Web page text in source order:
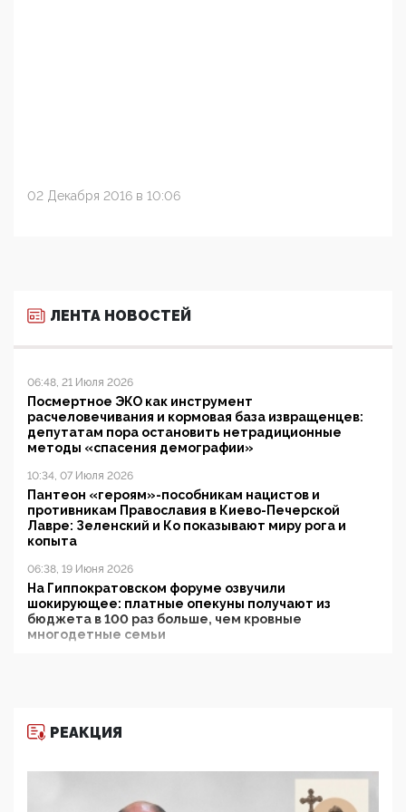
02 Декабря 2016 в 10:06
ЛЕНТА НОВОСТЕЙ
06:48, 21 Июля 2026
Посмертное ЭКО как инструмент
расчеловечивания и кормовая база извращенцев:
депутатам пора остановить нетрадиционные
методы «спасения демографии»
10:34, 07 Июля 2026
Пантеон «героям»-пособникам нацистов и
противникам Православия в Киево-Печерской
Лавре: Зеленский и Ко показывают миру рога и
копыта
06:38, 19 Июня 2026
На Гиппократовском форуме озвучили
шокирующее: платные опекуны получают из
бюджета в 100 раз больше, чем кровные
многодетные семьи
11:53, 09 Июня 2026
деятельность ИИТО ЮНЕСКО в России, но
цифроглобалисты продолжают определять
повестку в образовании
РЕАКЦИЯ